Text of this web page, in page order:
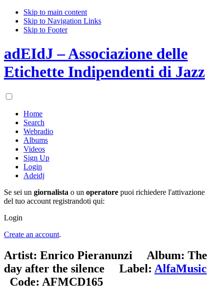
Skip to main content
Skip to Navigation Links
Skip to Footer
adEIdJ – Associazione delle
Etichette Indipendenti di Jazz
Home
Search
Webradio
Albums
Videos
Sign Up
Login
Adeidj
Se sei un giornalista o un operatore puoi richiedere l'attivazione
del tuo account registrandoti qui:
Login
Create an account.
Artist: Enrico Pieranunzi Album: The
day after the silence Label: AlfaMusic
Code: AFMCD165